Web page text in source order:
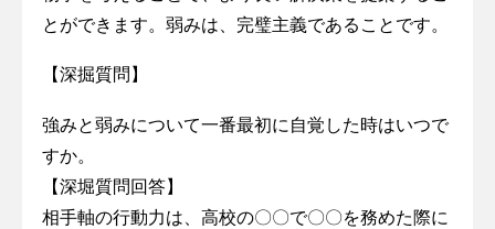
とができます。弱みは、完璧主義であることです。
【深掘質問】
強みと弱みについて一番最初に自覚した時はいつで
すか。
【深堀質問回答】
相手軸の行動力は、高校の〇〇で〇〇を務めた際に